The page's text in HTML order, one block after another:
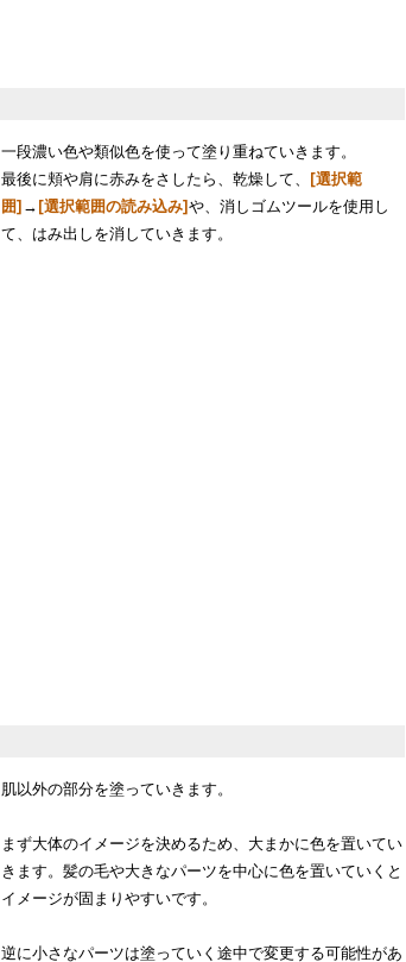
一段濃い色や類似色を使って塗り重ねていきます。
最後に頬や肩に赤みをさしたら、乾燥して、 [選択範
囲]→[選択範囲の読み込み]や、消しゴムツールを使用し
て、はみ出しを消していきます。
肌以外の部分を塗っていきます。
まず大体のイメージを決めるため、大まかに色を置いてい
きます。髪の毛や大きなパーツを中心に色を置いていくと
イメージが固まりやすいです。
逆に小さなパーツは塗っていく途中で変更する可能性があ